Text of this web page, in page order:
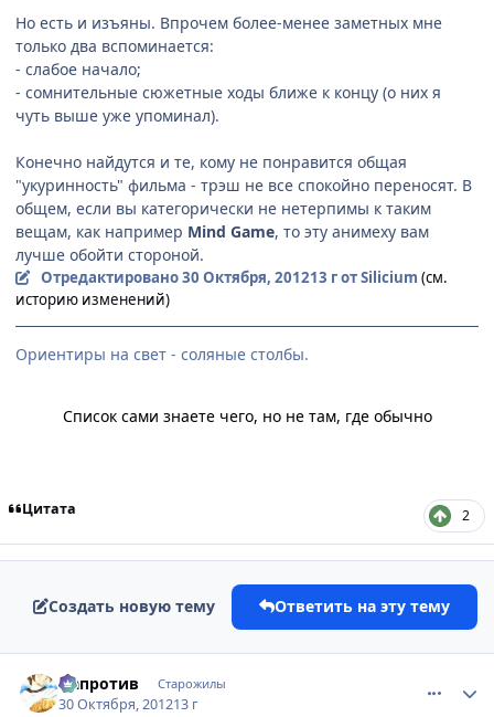
Но есть и изъяны. Впрочем более-менее заметных мне
только два вспоминается:
- слабое начало;
- сомнительные сюжетные ходы ближе к концу (о них я
чуть выше уже упоминал).
Конечно найдутся и те, кому не понравится общая
"укуринность" фильма - трэш не все спокойно переносят. В
общем, если вы категорически не нетерпимы к таким
вещам, как например Mind Game, то эту анимеху вам
лучше обойти стороной.
Отредактировано30 Октября, 201213 гот Silicium (см.
историю изменений)
Ориентиры на свет - соляные столбы.
Список сами знаете чего, но не там, где обычно
Цитата 2
Создать новую тему Ответить на эту тему
Напротив Старожилы
30 Октября, 201213 г